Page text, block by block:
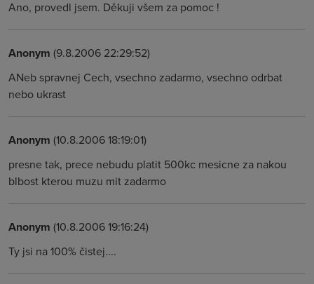
Ano, provedl jsem. Děkuji všem za pomoc !
Anonym (9.8.2006 22:29:52)
ANeb spravnej Cech, vsechno zadarmo, vsechno odrbat
nebo ukrast
Anonym (10.8.2006 18:19:01)
presne tak, prece nebudu platit 500kc mesicne za nakou
blbost kterou muzu mit zadarmo
Anonym (10.8.2006 19:16:24)
Ty jsi na 100% čistej....